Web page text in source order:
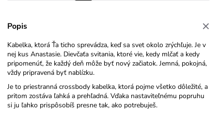
Popis
Kabelka, ktorá Ťa ticho sprevádza, keď sa svet okolo zrýchľuje. Je v
nej kus Anastasie. Dievčaťa svitania, ktoré vie, kedy mlčať a kedy
pripomenúť, že každý deň môže byť nový začiatok. Jemná, pokojná,
vždy pripravená byť nablízku.
Je to priestranná crossbody kabelka, ktorá pojme všetko dôležité, a
pritom zostáva ľahká a prehľadná. Vďaka nastaviteľnému popruhu
si ju ľahko prispôsobíš presne tak, ako potrebuješ.